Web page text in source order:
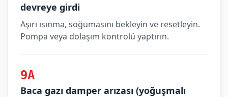
devreye girdi
Aşırı ısınma, soğumasını bekleyin ve resetleyin.
Pompa veya dolaşım kontrolü yaptırın.
9A
Baca gazı damper arızası (yoğuşmalı